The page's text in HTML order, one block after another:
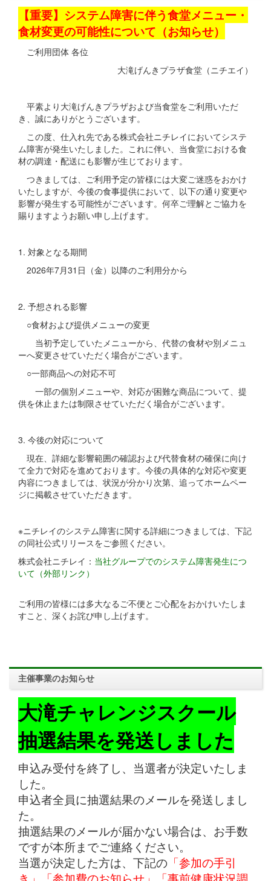
【重要】システム障害に伴う食堂メニュー・
食材変更の可能性について（お知らせ）
ご利用団体 各位
大滝げんきプラザ食堂（ニチエイ）
平素より大滝げんきプラザおよび当食堂をご利用いただ
き、誠にありがとうございます。
この度、仕入れ先である株式会社ニチレイにおいてシステ
ム障害が発生いたしました。これに伴い、当食堂における食
材の調達・配送にも影響が生じております。
つきましては、ご利用予定の皆様には大変ご迷惑をおかけ
いたしますが、今後の食事提供において、以下の通り変更や
影響が発生する可能性がございます。何卒ご理解とご協力を
賜りますようお願い申し上げます。
1. 対象となる期間
2026年7月31日（金）以降のご利用分から
2. 予想される影響
○食材および提供メニューの変更
当初予定していたメニューから、代替の食材や別メニュ
ーへ変更させていただく場合がございます。
○一部商品への対応不可
一部の個別メニューや、対応が困難な商品について、提
供を休止または制限させていただく場合がございます。
3. 今後の対応について
現在、詳細な影響範囲の確認および代替食材の確保に向け
て全力で対応を進めております。今後の具体的な対応や変更
内容につきましては、状況が分かり次第、追ってホームペー
ジに掲載させていただきます。
※ニチレイのシステム障害に関する詳細につきましては、下記
の同社公式リリースをご参照ください。
株式会社ニチレイ： 当社グループでのシステム障害発生につ
いて（外部リンク）
ご利用の皆様には多大なるご不便とご心配をおかけいたしま
すこと、深くお詫び申し上げます。
主催事業のお知らせ
大滝チャレンジスクール
抽選結果を発送しました
申込み受付を終了し、当選者が決定いたしま
した。
申込者全員に抽選結果のメールを発送しまし
た。
抽選結果のメールが届かない場合は、お手数
ですが本所までご連絡ください。
当選が決定した方は、下記の 「参加の手引